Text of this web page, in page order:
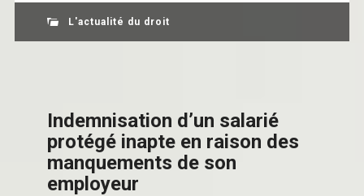
L'actualité du droit
Indemnisation d’un salarié
protégé inapte en raison des
manquements de son
employeur